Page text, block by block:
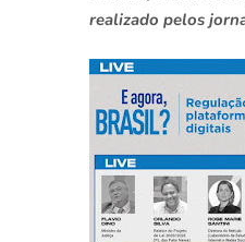
realizado pelos